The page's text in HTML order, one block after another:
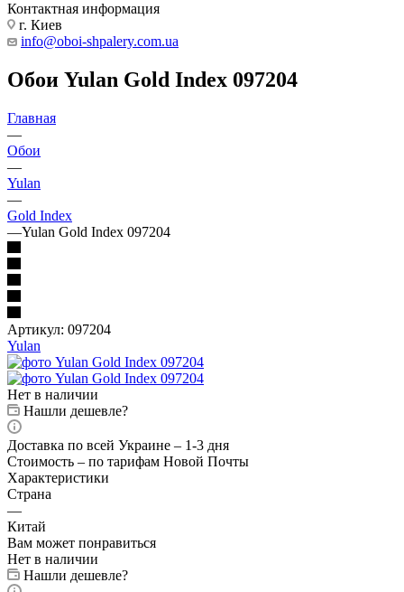
Контактная информация
г. Киев
info@oboi-shpalery.com.ua
Обои Yulan Gold Index 097204
Главная
—
Обои
—
Yulan
—
Gold Index
—Yulan Gold Index 097204
Артикул: 097204
Yulan
Нет в наличии
Нашли дешевле?
Доставка по всей Украине – 1-3 дня
Стоимость – по тарифам Новой Почты
Характеристики
Страна
—
Китай
Вам может понравиться
Нет в наличии
Нашли дешевле?